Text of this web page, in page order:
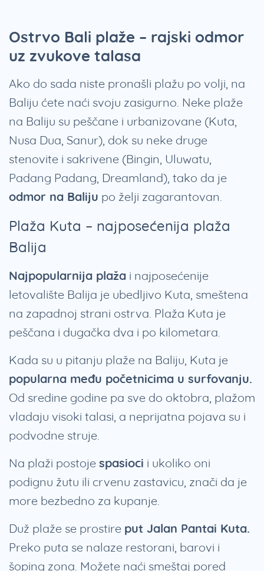
Ostrvo Bali plaže – rajski odmor
uz zvukove talasa
Ako do sada niste pronašli plažu po volji, na
Baliju ćete naći svoju zasigurno. Neke plaže
na Baliju su peščane i urbanizovane (Kuta,
Nusa Dua, Sanur), dok su neke druge
stenovite i sakrivene (Bingin, Uluwatu,
Padang Padang, Dreamland), tako da je
odmor na Baliju po želji zagarantovan.
Plaža Kuta – najposećenija plaža
Balija
Najpopularnija plaža i najposećenije
letovalište Balija je ubedljivo Kuta, smeštena
na zapadnoj strani ostrva. Plaža Kuta je
peščana i dugačka dva i po kilometara.
Kada su u pitanju plaže na Baliju, Kuta je
popularna među početnicima u surfovanju.
Od sredine godine pa sve do oktobra, plažom
vladaju visoki talasi, a neprijatna pojava su i
podvodne struje.
Na plaži postoje spasioci i ukoliko oni
podignu žutu ili crvenu zastavicu, znači da je
more bezbedno za kupanje.
Duž plaže se prostire put Jalan Pantai Kuta.
Preko puta se nalaze restorani, barovi i
šoping zona. Možete naći smeštaj pored